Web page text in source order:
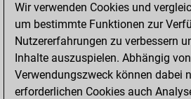
Matt auf vollem Brett
Bauer setzt Matt
Erstickte Matts
Unterverwandlungen
Wir verwenden Cookies und
um bestimmte Funktionen zur
Nutzererfahrungen zu verbessern
Inhalte auszuspielen. Abhängig
Verwendungszweck können dabei
erforderlichen Cookies auch